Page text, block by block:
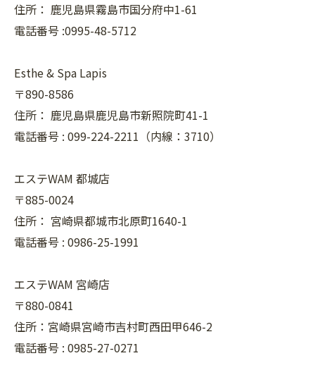
住所： 鹿児島県霧島市国分府中1-61
電話番号 :0995-48-5712
Esthe & Spa Lapis
〒890-8586
住所： 鹿児島県鹿児島市新照院町41-1
電話番号 : 099-224-2211（内線：3710）
エステWAM 都城店
〒885-0024
住所： 宮崎県都城市北原町1640-1
電話番号 : 0986-25-1991
エステWAM 宮崎店
〒880-0841
住所：宮崎県宮崎市吉村町西田甲646-2
電話番号 : 0985-27-0271